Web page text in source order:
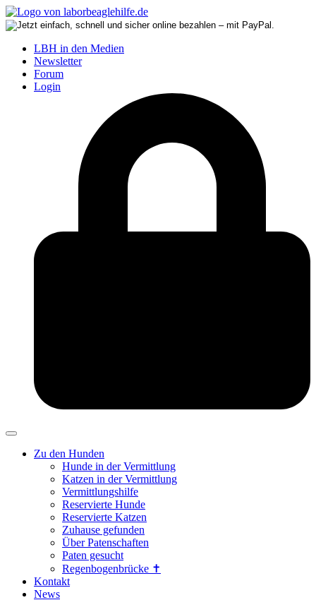
LBH in den Medien
Newsletter
Forum
Login
Zu den Hunden
Hunde in der Vermittlung
Katzen in der Vermittlung
Vermittlungshilfe
Reservierte Hunde
Reservierte Katzen
Zuhause gefunden
Über Patenschaften
Paten gesucht
Regenbogenbrücke ✝
Kontakt
News